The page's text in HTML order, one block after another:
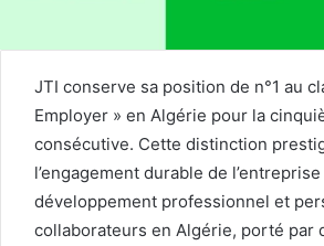
JTI conserve sa position de n°1 au
Employer » en Algérie pour la
consécutive. Cette distinction
l’engagement durable de
développement professionnel et
collaborateurs en Algérie, porté par